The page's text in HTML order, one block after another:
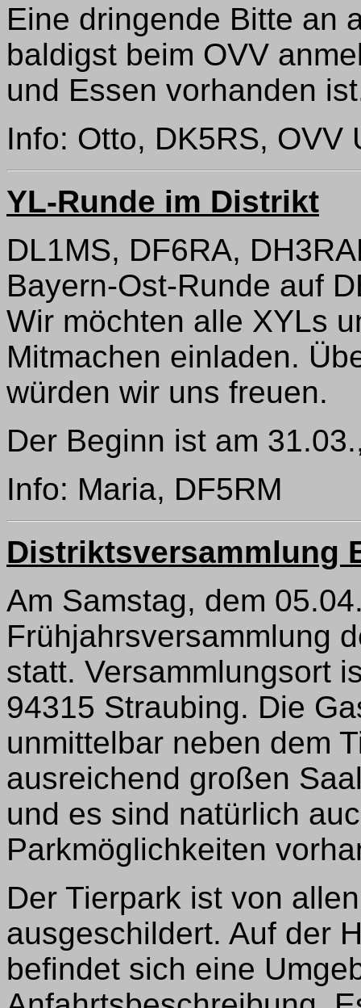
Eine dringende Bitte an
baldigst beim OVV
und Essen vorhanden
Info: Otto, DK5RS, OVV
YL-Runde im Distrikt
DL1MS, DF6RA,
Bayern-Ost-Runde auf
Wir möchten alle XYLs
Mitmachen einladen.
würden wir uns freuen.
Der Beginn ist am
Info: Maria, DF5RM
Distriktsversammlung
Am Samstag, dem
Frühjahrsversammlung
statt. Versammlungsort
94315 Straubing. Die
unmittelbar neben dem
ausreichend großen
und es sind natürlich
Parkmöglichkeiten
Der Tierpark ist von
ausgeschildert. Auf der
befindet sich eine